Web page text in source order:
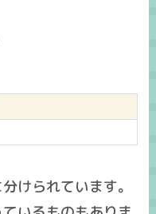
けられています。